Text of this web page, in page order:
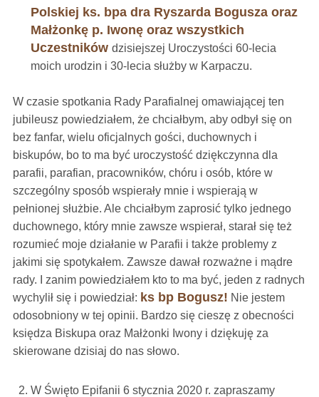
Polskiej ks. bpa dra Ryszarda Bogusza oraz
Małżonkę p. Iwonę oraz wszystkich
Uczestników dzisiejszej Uroczystości 60-lecia
moich urodzin i 30-lecia służby w Karpaczu.
W czasie spotkania Rady Parafialnej omawiającej ten
jubileusz powiedziałem, że chciałbym, aby odbył się on
bez fanfar, wielu oficjalnych gości, duchownych i
biskupów, bo to ma być uroczystość dziękczynna dla
parafii, parafian, pracowników, chóru i osób, które w
szczególny sposób wspierały mnie i wspierają w
pełnionej służbie. Ale chciałbym zaprosić tylko jednego
duchownego, który mnie zawsze wspierał, starał się też
rozumieć moje działanie w Parafii i także problemy z
jakimi się spotykałem. Zawsze dawał rozważne i mądre
rady. I zanim powiedziałem kto to ma być, jeden z radnych
wychylił się i powiedział: ks bp Bogusz! Nie jestem
odosobniony w tej opinii. Bardzo się cieszę z obecności
księdza Biskupa oraz Małżonki Iwony i dziękuję za
skierowane dzisiaj do nas słowo.
W Święto Epifanii 6 stycznia 2020 r. zapraszamy